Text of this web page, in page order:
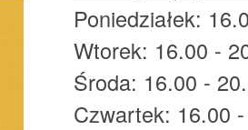
Poniedziałek:
Wtorek: 16.00 -
Środa: 16.00 -
Czwartek: 16.00